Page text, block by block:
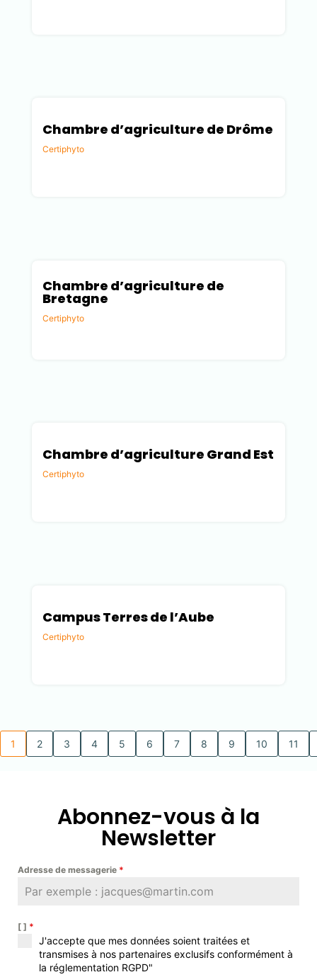
Chambre d’agriculture de Drôme
Certiphyto
Chambre d’agriculture de
Bretagne
Certiphyto
Chambre d’agriculture Grand Est
Certiphyto
Campus Terres de l’Aube
Certiphyto
1 2 3 4 5 6 7 8 9 10 11
Abonnez-vous à la
Newsletter
Adresse de messagerie *
[ ] *
J'accepte que mes données soient traitées et
transmises à nos partenaires exclusifs conformément à
la réglementation RGPD"